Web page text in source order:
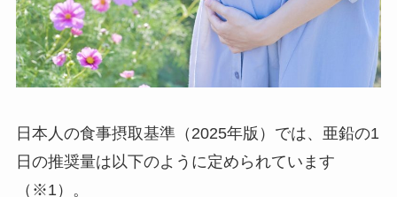
日本人の食事摂取基準（2025年版）では、亜鉛の1
日の推奨量は以下のように定められています
（※1）。